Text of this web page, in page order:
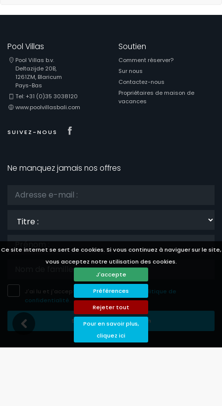
Ce site internet se sert de cookies. Si vous continuez à naviguer sur le site,
vous acceptez notre utilisation des cookies.
J'accepte
Préférences
Rejeter tout
Pour en savoir plus,
cliquez ici
Pool Villas
Pool Villas b.v.
Deltazijde 20B,
1261ZM, Blaricum
Pays-Bas
Tel: +31 (0)35 3038120
www.poolvillasbali.com
SUIVEZ-NOUS
Soutien
Comment réserver?
Sur nous
Contactez-nous
Propriétaires de maison de
vacances
Ne manquez jamais nos offres
J'ai lu et j'accepte les avis légaleet la
politique de
confidentialité
Sauvegarder Souscription